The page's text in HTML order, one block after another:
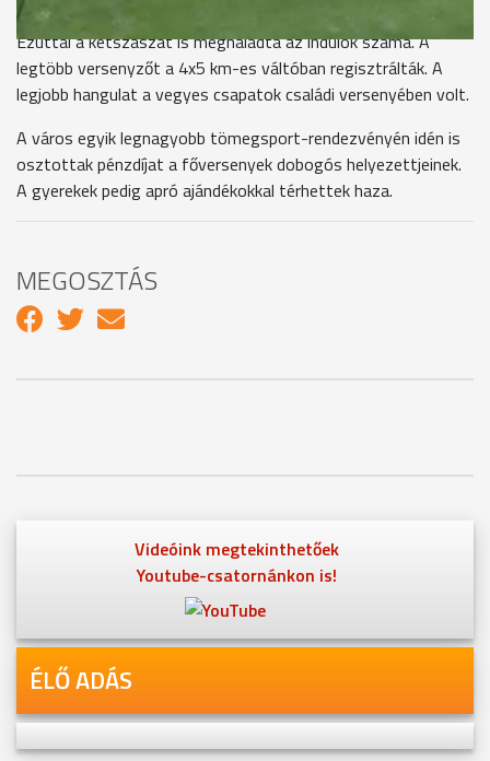
Az Elvira- maratont húsz éve szervezik meg minden évben.
Ezúttal a kétszászat is meghaladta az indulók száma. A
legtöbb versenyzőt a 4x5 km-es váltóban regisztrálták. A
legjobb hangulat a vegyes csapatok családi versenyében volt.
A város egyik legnagyobb tömegsport-rendezvényén idén is
osztottak pénzdíjat a főversenyek dobogós helyezettjeinek.
A gyerekek pedig apró ajándékokkal térhettek haza.
MEGOSZTÁS
Videóink megtekinthetőek
Youtube-csatornánkon is!
ÉLŐ ADÁS